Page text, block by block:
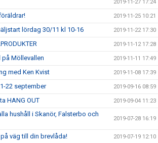
2019-11-27 17:24
2019-11-25 10:21
lördag 30/11 kl 10-16 2019-11-22 17:30
2019-11-12 17:28
Möllevallen 2019-11-11 17:49
med Ken Kvist 2019-11-08 17:39
22 september 2019-09-16 08:59
HANG OUT 2019-09-04 11:23
hushåll i Skanör, Falsterbo och
2019-07-28 16:19
väg till din brevlåda! 2019-07-19 12:10